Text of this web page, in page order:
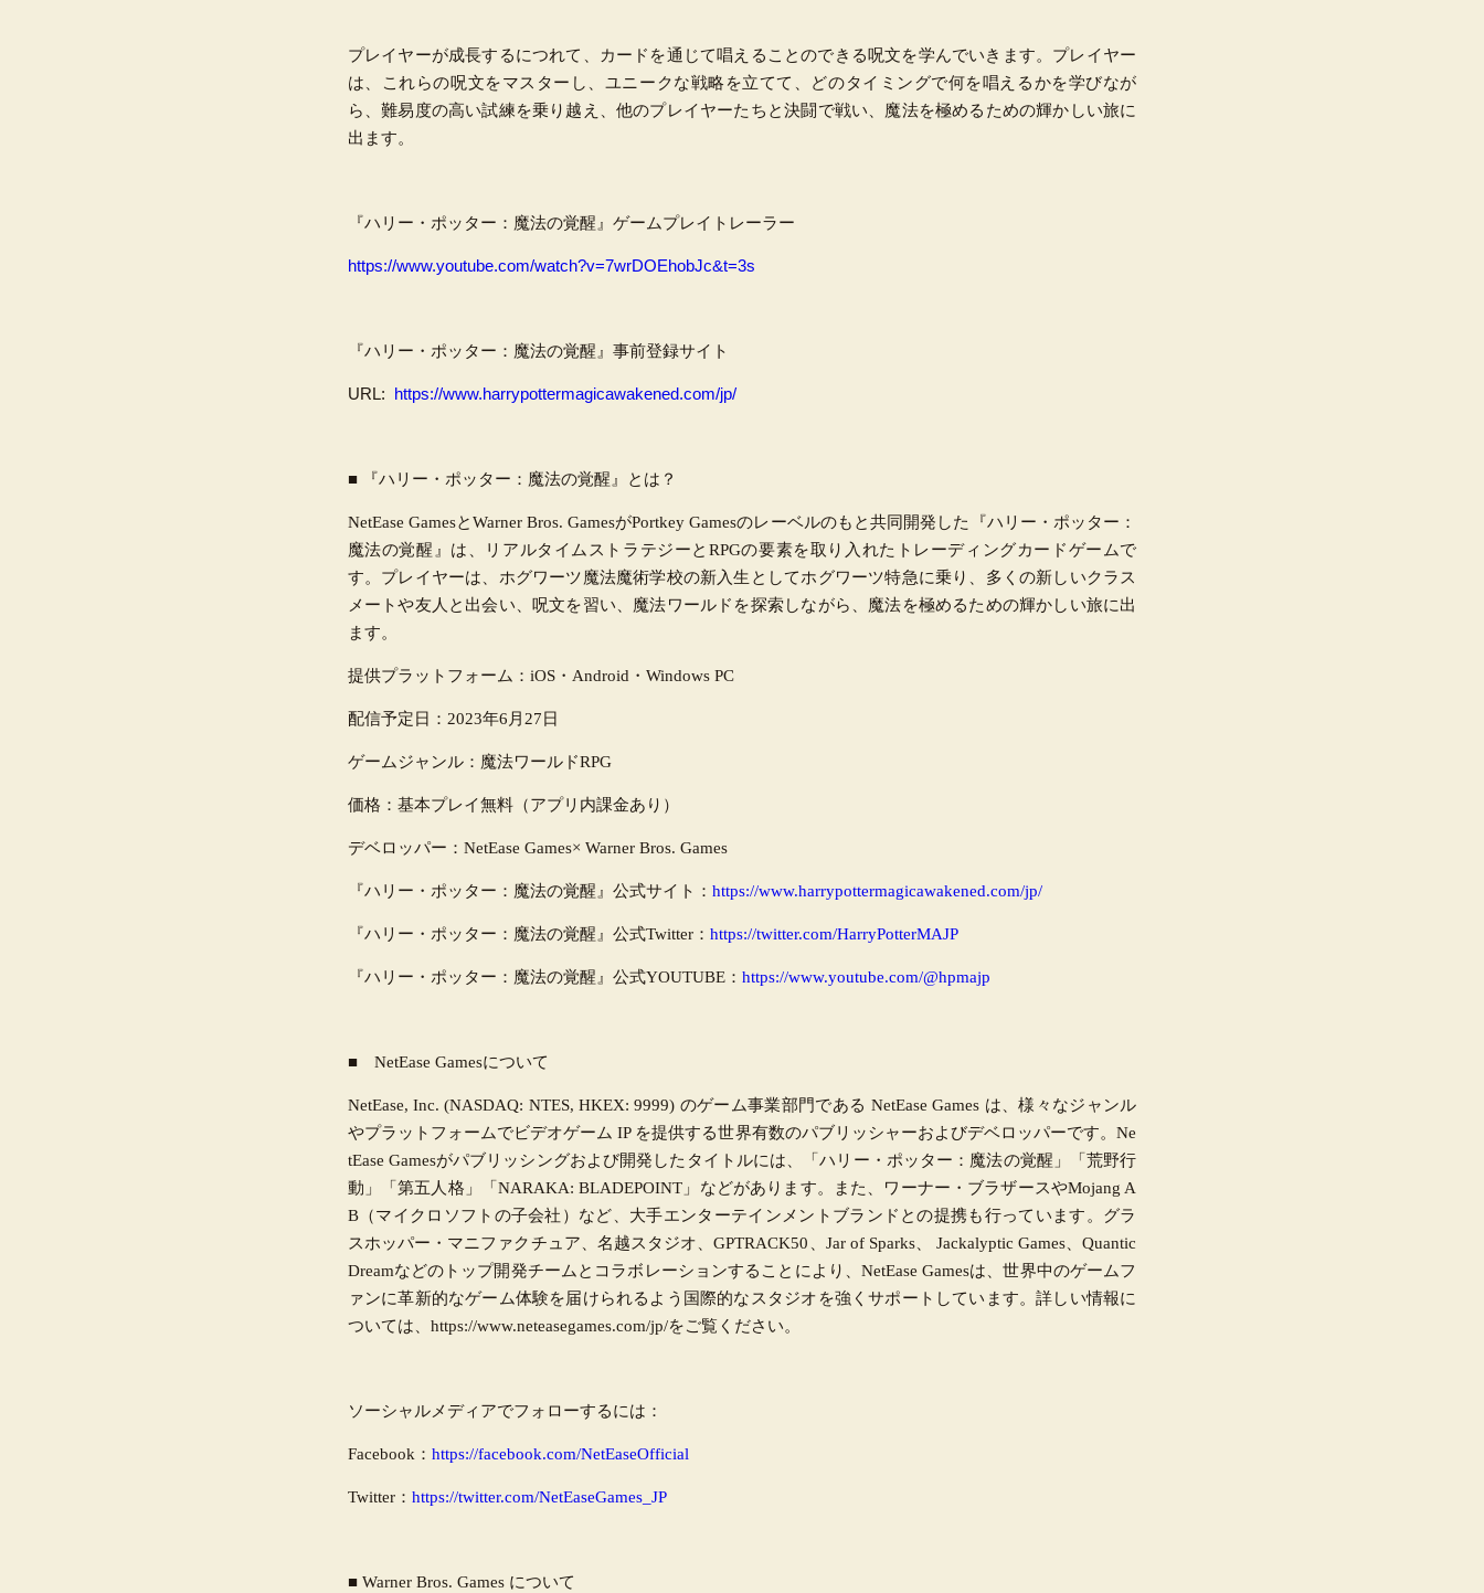
プレイヤーが成長するにつれて、カードを通じて唱えることのできる呪文を学んでいきます。プレイヤー
は、これらの呪文をマスターし、ユニークな戦略を立てて、どのタイミングで何を唱えるかを学びなが
ら、難易度の高い試練を乗り越え、他のプレイヤーたちと決闘で戦い、魔法を極めるための輝かしい旅に
出ます。
『ハリー・ポッター：魔法の覚醒』ゲームプレイトレーラー
https://www.youtube.com/watch?v=7wrDOEhobJc&t=3s
『ハリー・ポッター：魔法の覚醒』事前登録サイト
URL: https://www.harrypottermagicawakened.com/jp/
■ 『ハリー・ポッター：魔法の覚醒』とは？
NetEase GamesとWarner Bros. GamesがPortkey Gamesのレーベルのもと共同開発した『ハリー・ポッター：
魔法の覚醒』は、リアルタイムストラテジーとRPGの要素を取り入れたトレーディングカードゲームで
す。プレイヤーは、ホグワーツ魔法魔術学校の新入生としてホグワーツ特急に乗り、多くの新しいクラス
メートや友人と出会い、呪文を習い、魔法ワールドを探索しながら、魔法を極めるための輝かしい旅に出
ます。
提供プラットフォーム： iOS・Android・Windows PC
配信予定日： 2023年6月27日
ゲームジャンル：魔法ワールドRPG
価格：基本プレイ無料（アプリ内課金あり）
デベロッパー： NetEase Games× Warner Bros. Games
『ハリー・ポッター：魔法の覚醒』公式サイト： https://www.harrypottermagicawakened.com/jp/
『ハリー・ポッター：魔法の覚醒』公式Twitter： https://twitter.com/HarryPotterMAJP
『ハリー・ポッター：魔法の覚醒』公式YOUTUBE： https://www.youtube.com/@hpmajp
■ NetEase Gamesについて
NetEase, Inc. (NASDAQ: NTES, HKEX: 9999) のゲーム事業部門である NetEase Games は、様々なジャンル
やプラットフォームでビデオゲーム IP を提供する世界有数のパブリッシャーおよびデベロッパーです。Ne
tEase Gamesがパブリッシングおよび開発したタイトルには、「ハリー・ポッター：魔法の覚醒」「荒野行
動」「第五人格」「NARAKA: BLADEPOINT」などがあります。また、ワーナー・ブラザースやMojang A
B（マイクロソフトの子会社）など、大手エンターテインメントブランドとの提携も行っています。グラ
スホッパー・マニファクチュア、名越スタジオ、GPTRACK50、Jar of Sparks、 Jackalyptic Games、Quantic
Dreamなどのトップ開発チームとコラボレーションすることにより、NetEase Gamesは、世界中のゲームフ
ァンに革新的なゲーム体験を届けられるよう国際的なスタジオを強くサポートしています。詳しい情報に
ついては、https://www.neteasegames.com/jp/をご覧ください。
ソーシャルメディアでフォローするには：
Facebook： https://facebook.com/NetEaseOfficial
Twitter： https://twitter.com/NetEaseGames_JP
■ Warner Bros. Games について